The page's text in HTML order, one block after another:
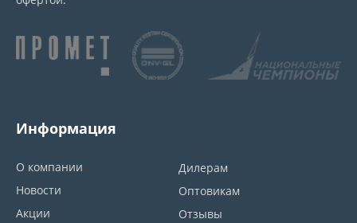
Информация
О компании
Новости
Акции
Дилерам
Оптовикам
Отзывы